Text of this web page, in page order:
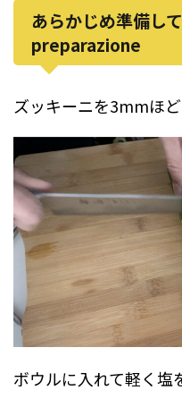
あらかじめ準備し
preparazione
ズッキーニを3mmほ
ボウルに入れて軽く塩